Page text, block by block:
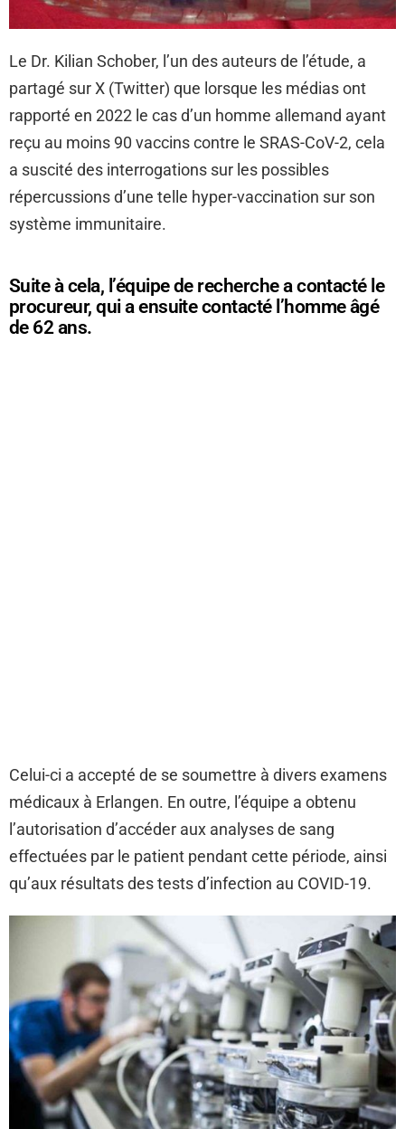
Le Dr. Kilian Schober, l’un des auteurs de l’étude, a
partagé sur X (Twitter) que lorsque les médias ont
rapporté en 2022 le cas d’un homme allemand ayant
reçu au moins 90 vaccins contre le SRAS-CoV-2, cela
a suscité des interrogations sur les possibles
répercussions d’une telle hyper-vaccination sur son
système immunitaire.
Suite à cela, l’équipe de recherche a contacté le
procureur, qui a ensuite contacté l’homme âgé
de 62 ans.
Celui-ci a accepté de se soumettre à divers examens
médicaux à Erlangen. En outre, l’équipe a obtenu
l’autorisation d’accéder aux analyses de sang
effectuées par le patient pendant cette période, ainsi
qu’aux résultats des tests d’infection au COVID-19.